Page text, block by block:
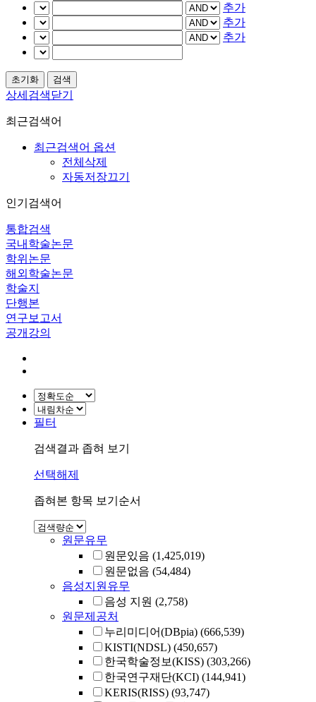
추가
추가
추가
상세검색닫기
최근검색어
최근검색어 옵션
전체삭제
자동저장끄기
인기검색어
통합검색
국내학술논문
학위논문
해외학술논문
학술지
단행본
연구보고서
공개강의
필터
검색결과 좁혀 보기
선택해제
좁혀본 항목 보기순서
원문유무
원문있음 (1,425,019)
원문없음 (54,484)
음성지원유무
음성 지원 (2,758)
원문제공처
누리미디어(DBpia) (666,539)
KISTI(NDSL) (450,657)
한국학술정보(KISS) (303,266)
한국연구재단(KCI) (144,941)
KERIS(RISS) (93,747)